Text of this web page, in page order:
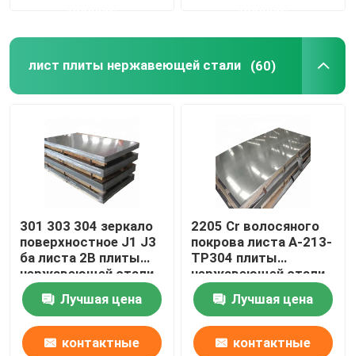
Гальванизированная стальная пластина
Гальванизированная стальная трубка
Катушка PPGI стальная
Катушка углерода стальная
лист плиты нержавеющей стали (60)
301 303 304 зеркало
поверхностное J1 J3
ба листа 2B плиты
нержавеющей стали
Лучшая цена
контактные
2205 Cr волосяного
покрова листа A-213-
TP304 плиты
нержавеющей стали
904l 321 316l
Лучшая цена
контактные